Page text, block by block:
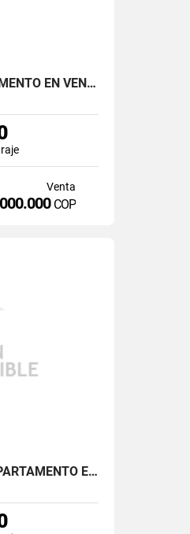
LA ESPERANZA 1 - APARTAMENTO EN VENTA EN EDUARDO SANTOS, LOS MÁRTIRES
Venta
COP
HUERTAS DE SOACHA 1 - APARTAMENTO EN VENTA EN HOGARES , SOACHA